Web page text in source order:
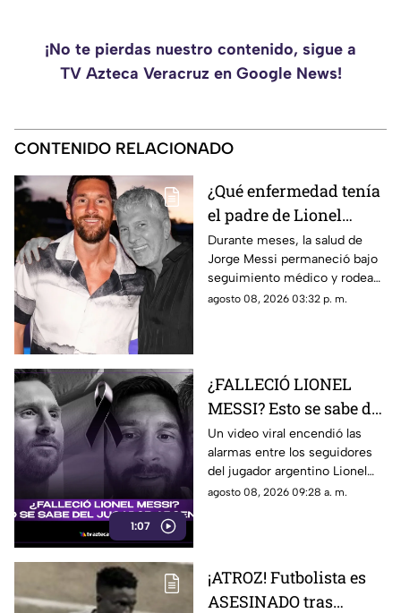
¡No te pierdas nuestro contenido, sigue a
TV Azteca Veracruz en Google News!
CONTENIDO RELACIONADO
¿Qué enfermedad tenía
el padre de Lionel
Messi? Revelan nuevos
detalles tras la muerte
de Jorge Messi
Durante meses, la salud de
Jorge Messi permaneció bajo
seguimiento médico y rodeada
de versiones, pero su familia
agosto 08, 2026 03:32 p. m.
1:07
¿FALLECIÓ LIONEL
MESSI? Esto se sabe del
jugador argentino
(+VIDEO)
Un video viral encendió las
alarmas entre los seguidores
del jugador argentino Lionel
Messi sobre su supuesto
agosto 08, 2026 09:28 a. m.
¡ATROZ! Futbolista es
ASESINADO tras